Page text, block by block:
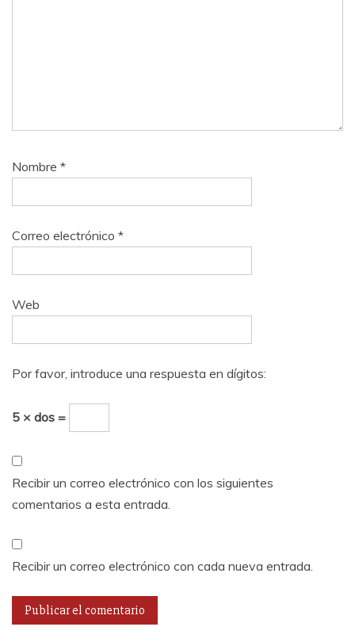
Nombre *
Correo electrónico *
Web
Por favor, introduce una respuesta en dígitos:
5 × dos =
Recibir un correo electrónico con los siguientes
comentarios a esta entrada.
Recibir un correo electrónico con cada nueva entrada.